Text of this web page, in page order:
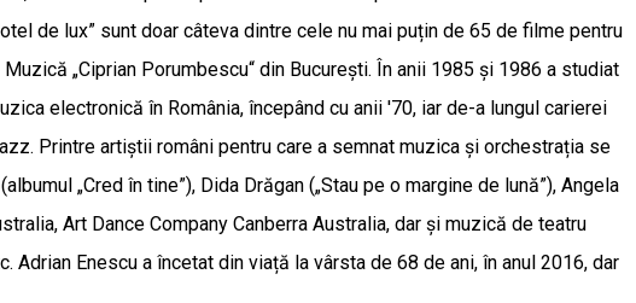
de lux” sunt doar câteva dintre cele nu mai puțin de 65 de filme pentru
„Ciprian Porumbescu“ din București. În anii 1985 și 1986 a studiat
electronică în România, începând cu anii '70, iar de-a lungul carierei
Printre artiștii români pentru care a semnat muzica și orchestrația se
„Cred în tine”), Dida Drăgan („Stau pe o margine de lună”), Angela
Art Dance Company Canberra Australia, dar și muzică de teatru
Enescu a încetat din viață la vârsta de 68 de ani, în anul 2016, dar